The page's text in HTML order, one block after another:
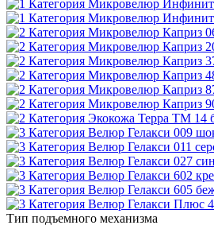
Тип подъемного механизма